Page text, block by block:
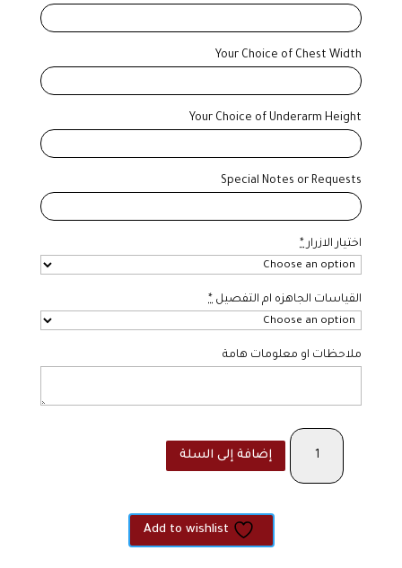
Your Choice of Chest Width
Your Choice of Underarm Height
Special Notes or Requests
اختيار الازرار *
القياسات الجاهزه ام التفصيل *
ملاحظات او معلومات هامة
كمية
Nada
إضافة إلى السلة
Add to wishlist